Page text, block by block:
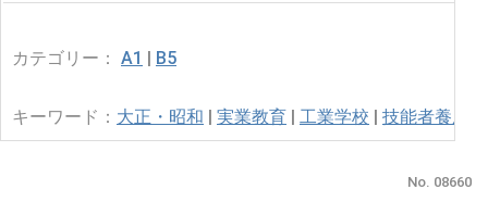
カテゴリー： A1 | B5
キーワード： 大正・昭和 | 実業教育 | 工業学校 | 技能者養成
No. 08660